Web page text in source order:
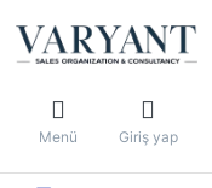
Menü Giriş yap